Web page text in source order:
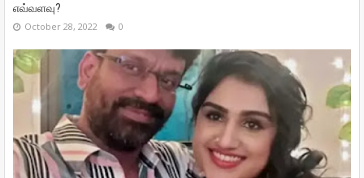
எவ்வளவு?
October 28, 2022 0